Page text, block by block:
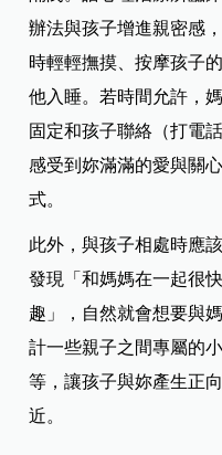
辦法與孩子增進親密感
時輕輕撫摸、按摩孩子
他入睡。若時間允許，
固定和孩子聯絡（打電
感受到妳滿滿的愛與關
式。
此外，與孩子相處時應
發現「和媽媽在一起很
趣」，自然就會想要與
計一些親子之間專屬的
等，讓孩子與妳產生正
近。